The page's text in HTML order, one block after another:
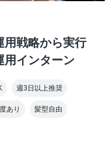
用戦略から実行
用インターン
週3日以上推奨
あり 髪型自由